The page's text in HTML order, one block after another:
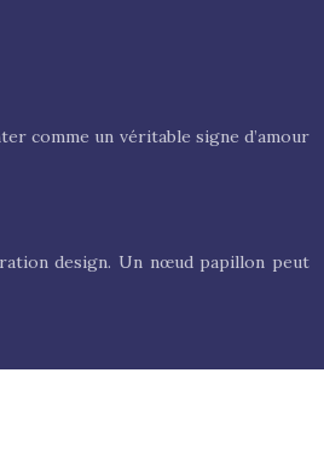
comme un véritable signe d’amour
design. Un nœud papillon peut